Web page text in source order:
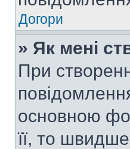
Догори
» Як мені
При
основною
її, то